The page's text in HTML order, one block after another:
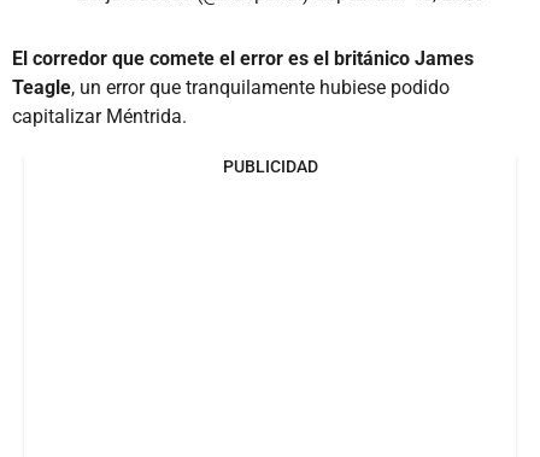
El corredor que comete el error es el británico James
Teagle, un error que tranquilamente hubiese podido
capitalizar Méntrida.
PUBLICIDAD